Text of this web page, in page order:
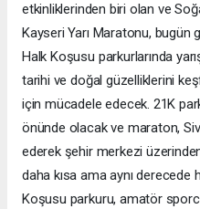
etkinliklerinden biri olan ve
Kayseri Yarı Maratonu, bugün
Halk Koşusu parkurlarında
tarihi ve doğal güzelliklerini
için mücadele edecek. 21K
önünde olacak ve maraton,
ederek şehir merkezi
daha kısa ama aynı derecede
Koşusu parkuru, amatör